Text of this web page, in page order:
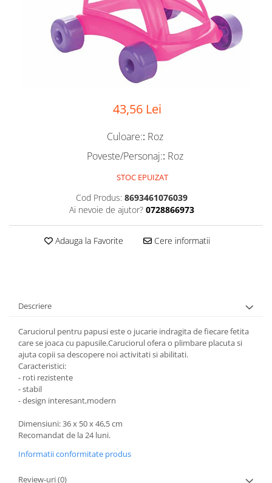
43,56 Lei
Culoare:: Roz
Poveste/Personaj:: Roz
STOC EPUIZAT
Cod Produs: 8693461076039
Ai nevoie de ajutor? 0728866973
Adauga la Favorite Cere informatii
Descriere
Caruciorul pentru papusi este o jucarie indragita de fiecare fetita
care se joaca cu papusile.Caruciorul ofera o plimbare placuta si
ajuta copii sa descopere noi activitati si abilitati.
Caracteristici:
- roti rezistente
- stabil
- design interesant,modern
Dimensiuni: 36 x 50 x 46,5 cm
Recomandat de la 24 luni.
Informatii conformitate produs
Review-uri(0)